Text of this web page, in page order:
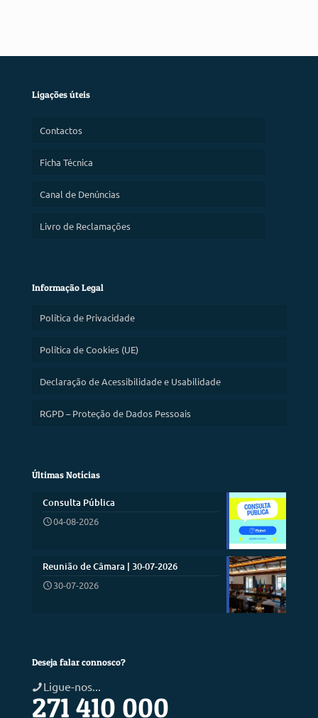
Ligações úteis
Contactos
Ficha Técnica
Canal de Denúncias
Livro de Reclamações
Informação Legal
Política de Privacidade
Política de Cookies (UE)
Declaração de Acessibilidade e Usabilidade
RGPD – Proteção de Dados Pessoais
Últimas Notícias
Consulta Pública
04-08-2026
Reunião de Câmara | 30-07-2026
30-07-2026
Deseja falar connosco?
Ligue-nos...
271 410 000